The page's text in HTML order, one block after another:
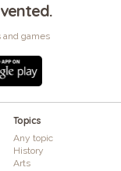
and games
Topics
Any topic
History
Arts